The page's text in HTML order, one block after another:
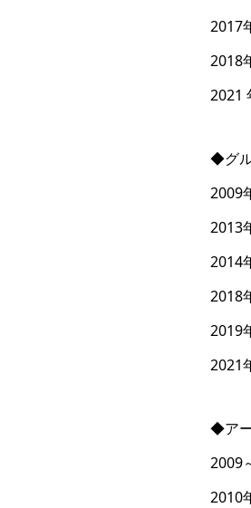
2017
2018
2021
◆グ
2009
2013
2014
2018
2019
2021
◆ア
2009
2010